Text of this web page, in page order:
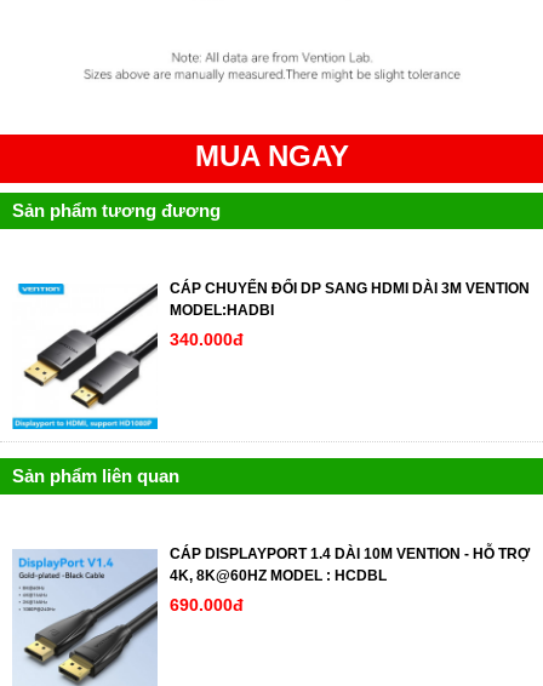
MUA NGAY
Sản phẩm tương đương
CÁP CHUYỂN ĐỔI DP SANG HDMI DÀI 3M VENTION
MODEL:HADBI
340.000đ
Sản phẩm liên quan
CÁP DISPLAYPORT 1.4 DÀI 10M VENTION - HỖ TRỢ
4K, 8K@60HZ MODEL : HCDBL
690.000đ